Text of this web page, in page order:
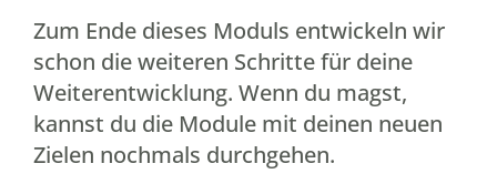
Zum Ende dieses Moduls entwickeln wir
schon die weiteren Schritte für deine
Weiterentwicklung. Wenn du magst,
kannst du die Module mit deinen neuen
Zielen nochmals durchgehen.